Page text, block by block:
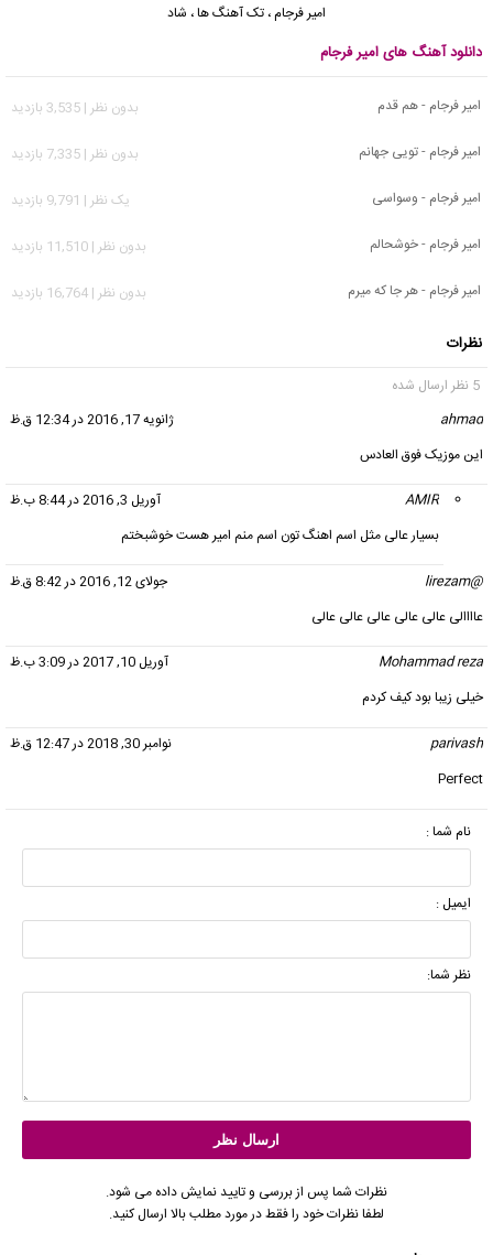
امیر فرجام، تک آهنگ ها، شاد
دانلود آهنگ های امیر فرجام
امیر فرجام - هم قدم
بدون نظر | 3,535 بازدید
امیر فرجام - تویی جهانم
بدون نظر | 7,335 بازدید
امیر فرجام - وسواسی
يک نظر | 9,791 بازدید
امیر فرجام - خوشحالم
بدون نظر | 11,510 بازدید
امیر فرجام - هر جا که میرم
بدون نظر | 16,764 بازدید
نظرات
5 نظر ارسال شده
ahmad
ژانویه 17, 2016 در 12:34 ق.ظ
این موزیک فوق العادس
AMIR
آوریل 3, 2016 در 8:44 ب.ظ
بسیار عالی مثل اسم اهنگ تون اسم منم امیر هست خوشبختم
@lirezam
جولای 12, 2016 در 8:42 ق.ظ
عاااالی عالی عالی عالی عالی عالی
Mohammad reza
آوریل 10, 2017 در 3:09 ب.ظ
خیلی زیبا بود کیف کردم
parivash
نوامبر 30, 2018 در 12:47 ق.ظ
Perfect
نام شما :
ایمیل :
نظر شما:
نظرات شما پس از بررسی و تایید نمایش داده می شود.
لطفا نظرات خود را فقط در مورد مطلب بالا ارسال کنید.